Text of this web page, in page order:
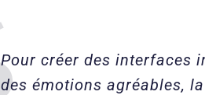
Pour créer des interfaces
des émotions agréables,